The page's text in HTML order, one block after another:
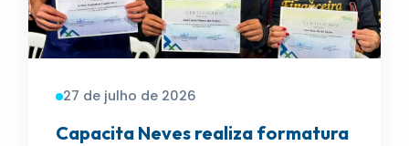
27 de julho de 2026
Capacita Neves realiza formatura